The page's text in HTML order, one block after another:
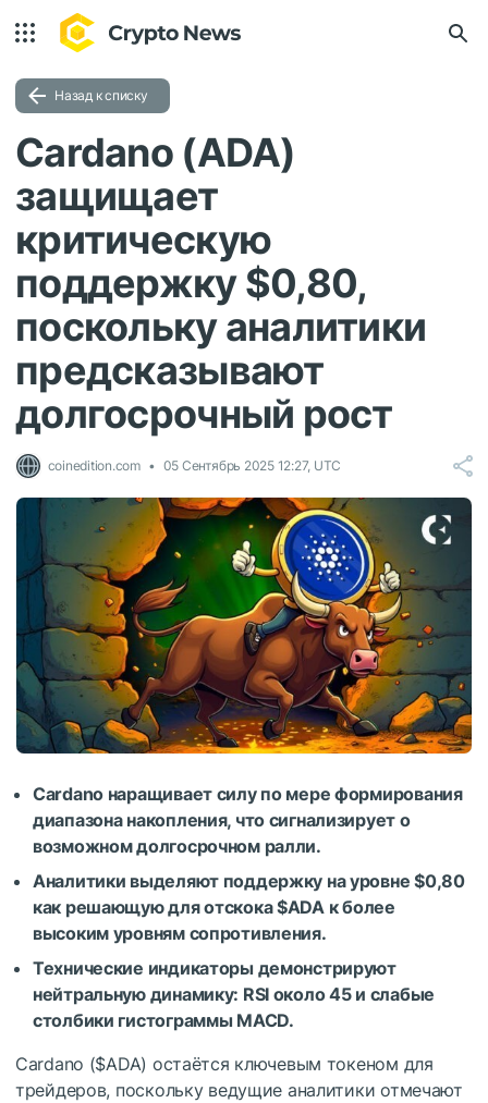
Назад к списку
Cardano (ADA)
защищает
критическую
поддержку $0,80,
поскольку аналитики
предсказывают
долгосрочный рост
coinedition.com 05 Сентябрь 2025 12:27, UTC
Cardano наращивает силу по мере формирования
диапазона накопления, что сигнализирует о
возможном долгосрочном ралли.
Аналитики выделяют поддержку на уровне $0,80
как решающую для отскока$ADAк более
высоким уровням сопротивления.
Технические индикаторы демонстрируют
нейтральную динамику: RSI около 45 и слабые
столбики гистограммы MACD.
Cardano ($ADA) остаётся ключевым токеном для
трейдеров, поскольку ведущие аналитики отмечают